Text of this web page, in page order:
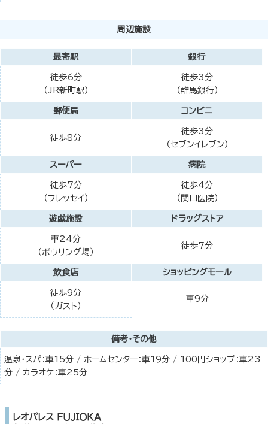
周辺施設
最寄駅
徒歩6分
（JR新町駅）
銀行
徒歩3分
（群馬銀行）
郵便局
徒歩8分
コンビニ
徒歩3分
（セブンイレブン）
スーパー
徒歩7分
（フレッセイ）
病院
徒歩4分
（関口医院）
遊戯施設
車24分
（ボウリング場）
ドラッグストア
徒歩7分
飲食店
徒歩9分
（ガスト）
ショッピングモール
車9分
備考・その他
温泉・スパ：車15分 / ホームセンター：車19分 / 100円ショップ：車23
分 / カラオケ：車25分
レオパレス ＦＵＪＩＯＫＡ